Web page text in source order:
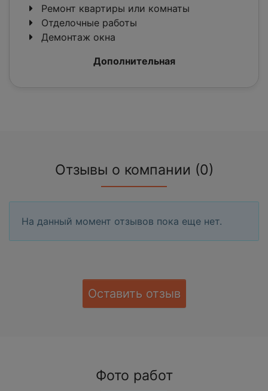
Ремонт квартиры или комнаты
Отделочные работы
Демонтаж окна
Дополнительная
Отзывы о компании (0)
На данный момент отзывов пока еще нет.
Оставить отзыв
Фото работ